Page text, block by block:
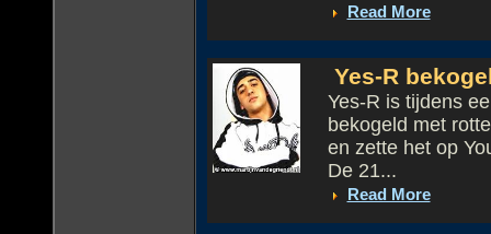
Read More
Yes-R
Yes-R is tijdens
bekogeld met
en zette het op
De 21...
Read More